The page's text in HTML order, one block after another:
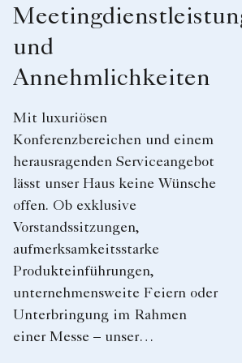
und
Annehmlichkeiten
Mit luxuriösen
Konferenzbereichen und einem
herausragenden Serviceangebot
lässt unser Haus keine Wünsche
offen. Ob exklusive
Vorstandssitzungen,
aufmerksamkeitsstarke
Produkteinführungen,
unternehmensweite Feiern oder
Unterbringung im Rahmen
einer Messe – unser